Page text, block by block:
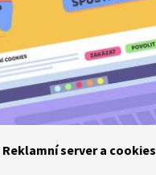
server a cookies